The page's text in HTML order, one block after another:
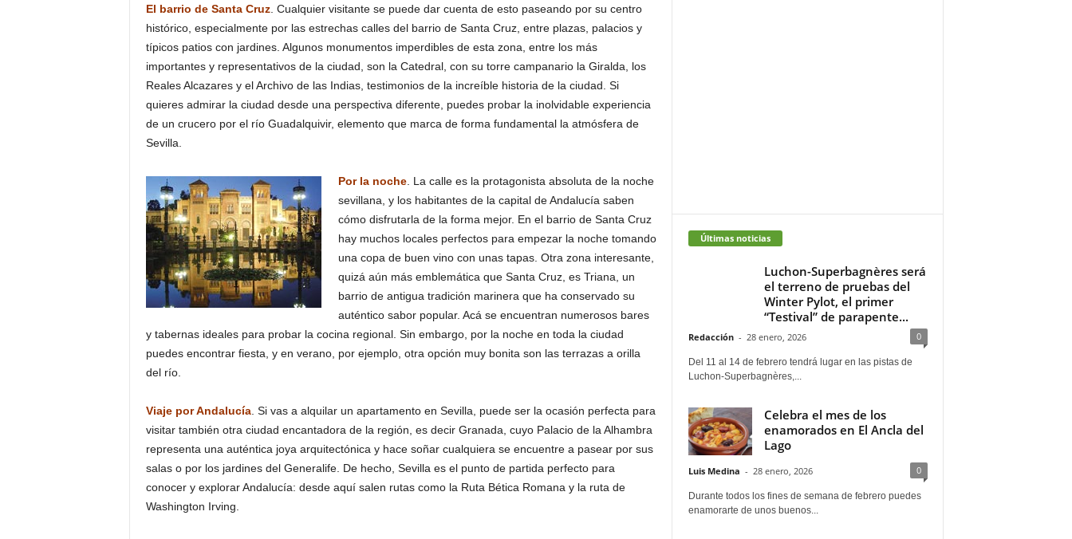
El barrio de Santa Cruz. Cualquier visitante se puede dar cuenta de esto paseando por su centro
histórico, especialmente por las estrechas calles del barrio de Santa Cruz, entre plazas, palacios y
típicos patios con jardines. Algunos monumentos imperdibles de esta zona, entre los más
importantes y representativos de la ciudad, son la Catedral, con su torre campanario la Giralda, los
Reales Alcazares y el Archivo de las Indias, testimonios de la increíble historia de la ciudad. Si
quieres admirar la ciudad desde una perspectiva diferente, puedes probar la inolvidable experiencia
de un crucero por el río Guadalquivir, elemento que marca de forma fundamental la atmósfera de
Sevilla.
Por la noche. La calle es la protagonista absoluta de la noche
sevillana, y los habitantes de la capital de Andalucía saben
cómo disfrutarla de la forma mejor. En el barrio de Santa Cruz
hay muchos locales perfectos para empezar la noche tomando
una copa de buen vino con unas tapas. Otra zona interesante,
quizá aún más emblemática que Santa Cruz, es Triana, un
barrio de antigua tradición marinera que ha conservado su
auténtico sabor popular. Acá se encuentran numerosos bares
y tabernas ideales para probar la cocina regional. Sin embargo, por la noche en toda la ciudad
puedes encontrar fiesta, y en verano, por ejemplo, otra opción muy bonita son las terrazas a orilla
del río.
Viaje por Andalucía. Si vas a alquilar un apartamento en Sevilla, puede ser la ocasión perfecta para
visitar también otra ciudad encantadora de la región, es decir Granada, cuyo Palacio de la Alhambra
representa una auténtica joya arquitectónica y hace soñar cualquiera se encuentre a pasear por sus
salas o por los jardines del Generalife. De hecho, Sevilla es el punto de partida perfecto para
conocer y explorar Andalucía: desde aquí salen rutas como la Ruta Bética Romana y la ruta de
Washington Irving.
Últimas noticias
Luchon-Superbagnères será
el terreno de pruebas del
Winter Pylot, el primer
“Testival” de parapente...
Redacción - 28 enero, 2026 0
Del 11 al 14 de febrero tendrá lugar en las pistas de
Luchon-Superbagnères,...
Celebra el mes de los
enamorados en El Ancla del
Lago
Luis Medina - 28 enero, 2026 0
Durante todos los fines de semana de febrero puedes
enamorarte de unos buenos...